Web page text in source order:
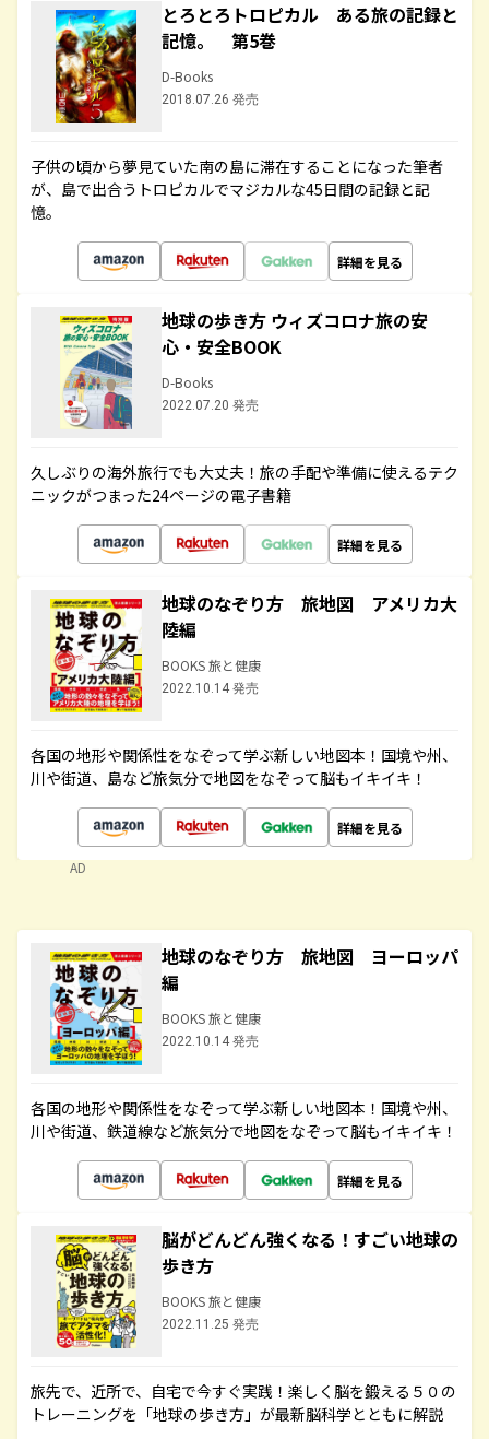
とろとろトロピカル ある旅の記録と
記憶。 第5巻
D-Books
2018.07.26 発売
子供の頃から夢見ていた南の島に滞在することになった筆者
が、島で出合うトロピカルでマジカルな45日間の記録と記
憶。
詳細を見る
地球の歩き方 ウィズコロナ旅の安
心・安全BOOK
D-Books
2022.07.20 発売
久しぶりの海外旅行でも大丈夫！旅の手配や準備に使えるテク
ニックがつまった24ページの電子書籍
詳細を見る
地球のなぞり方 旅地図 アメリカ大
陸編
BOOKS 旅と健康
2022.10.14 発売
各国の地形や関係性をなぞって学ぶ新しい地図本！国境や州、
川や街道、島など旅気分で地図をなぞって脳もイキイキ！
詳細を見る
AD
地球のなぞり方 旅地図 ヨーロッパ
編
BOOKS 旅と健康
2022.10.14 発売
各国の地形や関係性をなぞって学ぶ新しい地図本！国境や州、
川や街道、鉄道線など旅気分で地図をなぞって脳もイキイキ！
詳細を見る
脳がどんどん強くなる！すごい地球の
歩き方
BOOKS 旅と健康
2022.11.25 発売
旅先で、近所で、自宅で今すぐ実践！楽しく脳を鍛える５０の
トレーニングを「地球の歩き方」が最新脳科学とともに解説